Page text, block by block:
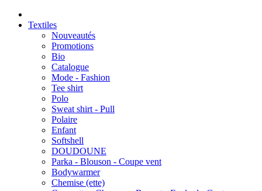
Textiles
Nouveautés
Promotions
Bio
Catalogue
Mode - Fashion
Tee shirt
Polo
Sweat shirt - Pull
Polaire
Enfant
Softshell
DOUDOUNE
Parka - Blouson - Coupe vent
Bodywarmer
Chemise (ette)